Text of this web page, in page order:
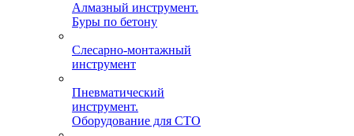
Алмазный инструмент.
Буры по бетону
Слесарно-монтажный
инструмент
Пневматический
инструмент.
Оборудование для СТО